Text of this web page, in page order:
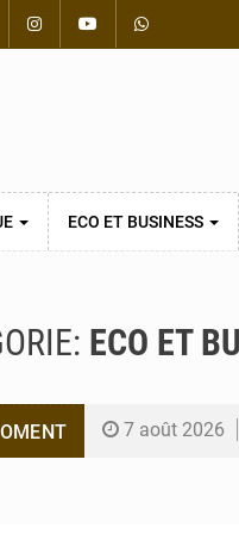
ECO ET BUSINESS
ECO ET
7 août 2026